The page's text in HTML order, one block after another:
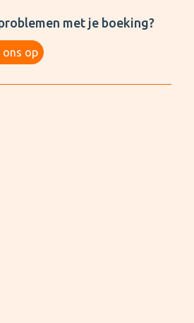
met je boeking?
ons op